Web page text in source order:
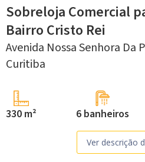
Sobreloja Comercial
Bairro Cristo Rei
Avenida Nossa Senhora Da
Curitiba
330 m² 6 banheiros
Ver descrição